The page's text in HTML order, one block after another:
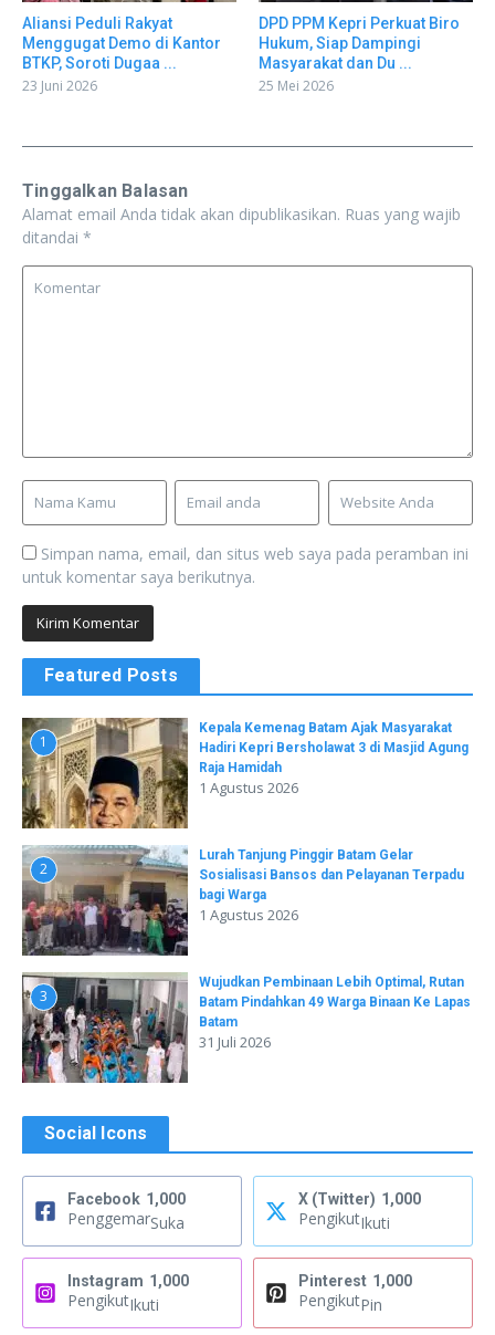
Aliansi Peduli Rakyat
Menggugat Demo di Kantor
BTKP, Soroti Dugaa ...
23 Juni 2026
DPD PPM Kepri Perkuat Biro
Hukum, Siap Dampingi
Masyarakat dan Du ...
25 Mei 2026
Tinggalkan Balasan
Alamat email Anda tidak akan dipublikasikan. Ruas yang wajib
ditandai *
Simpan nama, email, dan situs web saya pada peramban ini
untuk komentar saya berikutnya.
Featured Posts
1
Kepala Kemenag Batam Ajak Masyarakat
Hadiri Kepri Bersholawat 3 di Masjid Agung
Raja Hamidah
1 Agustus 2026
2
Lurah Tanjung Pinggir Batam Gelar
Sosialisasi Bansos dan Pelayanan Terpadu
bagi Warga
1 Agustus 2026
3
Wujudkan Pembinaan Lebih Optimal, Rutan
Batam Pindahkan 49 Warga Binaan Ke Lapas
Batam
31 Juli 2026
Social Icons
Facebook 1,000
PenggemarSuka
X (Twitter) 1,000
PengikutIkuti
Instagram 1,000
PengikutIkuti
Pinterest 1,000
PengikutPin